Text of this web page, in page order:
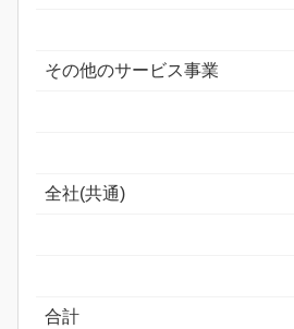
その他のサービス事業
全社(共通)
合計